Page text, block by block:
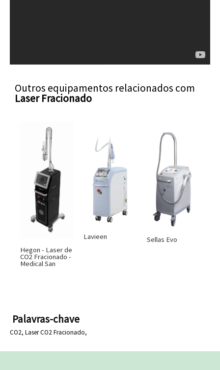
Outros equipamentos relacionados com
Laser Fracionado
Hegon - Laser de
CO2 Fracionado -
Medical San
Lavieen Sellas Evo
Palavras-chave
CO2, Laser CO2 Fracionado,